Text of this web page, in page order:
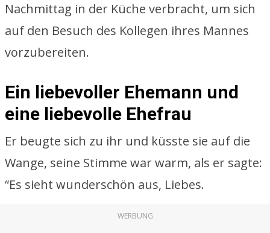
Nachmittag in der Küche verbracht, um sich
auf den Besuch des Kollegen ihres Mannes
vorzubereiten.
Ein liebevoller Ehemann und
eine liebevolle Ehefrau
Er beugte sich zu ihr und küsste sie auf die
Wange, seine Stimme war warm, als er sagte:
“Es sieht wunderschön aus, Liebes.
WERBUNG